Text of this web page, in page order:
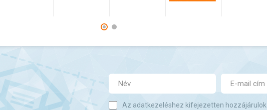
Az adatkezeléshez kifejezetten hozzájárulok